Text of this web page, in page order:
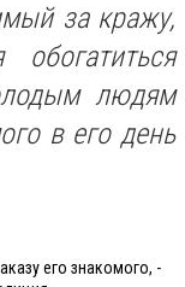
за кражу,
людям
в его день
его знакомого, -